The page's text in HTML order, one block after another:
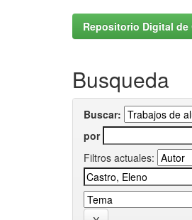
Repositorio Digital de
Busqueda
Buscar:
por
Filtros actuales: